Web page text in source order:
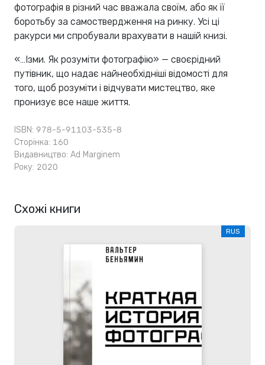
фотографія в різний час вважала своїм, або як її
боротьбу за самоствердження на ринку. Усі ці
ракурси ми спробували врахувати в нашій книзі.
«…Ізми. Як розуміти фотографію» — своєрідний
путівник, що надає найнеобхідніші відомості для
того, щоб розуміти і відчувати мистецтво, яке
пронизує все наше життя.
ISBN: 978-5-91103-535-8
Сторінка: 160
Видавництво: Ad Marginem
Року: 2020
Схожі книги
RUS